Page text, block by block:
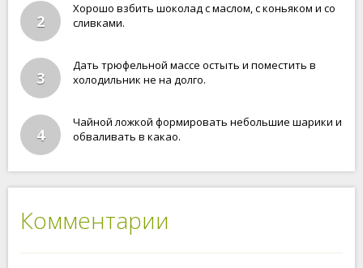
2
Хорошо взбить шоколад с маслом, с коньяком и со
сливками.
3
Дать трюфельной массе остыть и поместить в
холодильник не на долго.
4
Чайной ложкой формировать небольшие шарики и
обваливать в какао.
Комментарии